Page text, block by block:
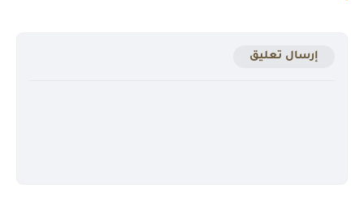
إرسال تعليق